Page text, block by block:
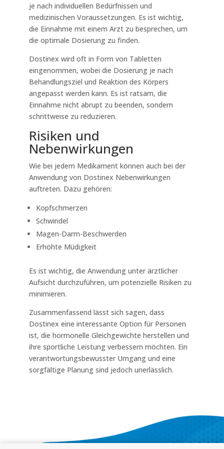
je nach individuellen Bedürfnissen und
medizinischen Voraussetzungen. Es ist wichtig,
die Einnahme mit einem Arzt zu besprechen, um
die optimale Dosierung zu finden.
Dostinex wird oft in Form von Tabletten
eingenommen, wobei die Dosierung je nach
Behandlungsziel und Reaktion des Körpers
angepasst werden kann. Es ist ratsam, die
Einnahme nicht abrupt zu beenden, sondern
schrittweise zu reduzieren.
Risiken und
Nebenwirkungen
Wie bei jedem Medikament können auch bei der
Anwendung von Dostinex Nebenwirkungen
auftreten. Dazu gehören:
Kopfschmerzen
Schwindel
Magen-Darm-Beschwerden
Erhöhte Müdigkeit
Es ist wichtig, die Anwendung unter ärztlicher
Aufsicht durchzuführen, um potenzielle Risiken zu
minimieren.
Zusammenfassend lässt sich sagen, dass
Dostinex eine interessante Option für Personen
ist, die hormonelle Gleichgewichte herstellen und
ihre sportliche Leistung verbessern möchten. Ein
verantwortungsbewusster Umgang und eine
sorgfältige Planung sind jedoch unerlässlich.